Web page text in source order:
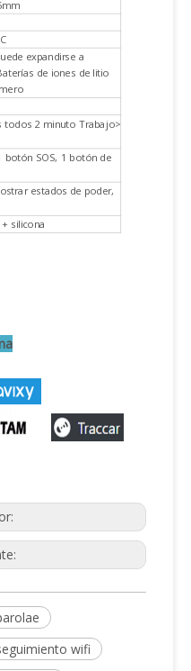
expandirse a
de iones de litio
todos 2 minuto Trabajo>
botón SOS, 1 botón de
estados de poder,
silicona
wifi